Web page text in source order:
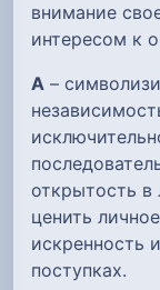
внимание
интересом к
А –
открытость
ценить
искренность
поступках.